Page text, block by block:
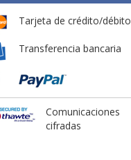
Tarjeta de crédito/débito
Transferencia bancaria
Comunicaciones
cifradas